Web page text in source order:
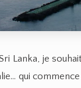
Lanka, je
qui commence